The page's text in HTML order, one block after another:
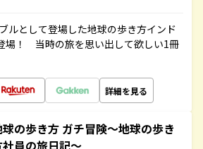
ルとして登場した地球の歩き方インド
場！ 当時の旅を思い出して欲しい1冊
詳細を見る
の歩き方 ガチ冒険～地球の歩き
員の旅日記～